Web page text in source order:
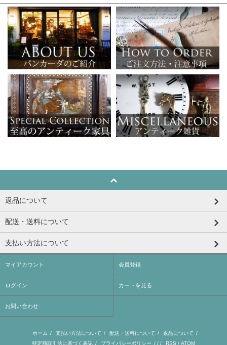
返品について
配送・送料について
支払い方法について
マイアカウント 会員登録
ログイン カートを見る
お問い合わせ
ホーム / 支払い方法について / 配送・送料について / 返品について /
特定商取引法に基づく表記 / プライバシーポリシー / / / RSS / ATOM